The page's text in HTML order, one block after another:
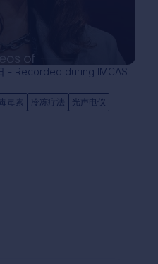
- Recorded during IMCAS
毒素 冷冻疗法
光声电仪